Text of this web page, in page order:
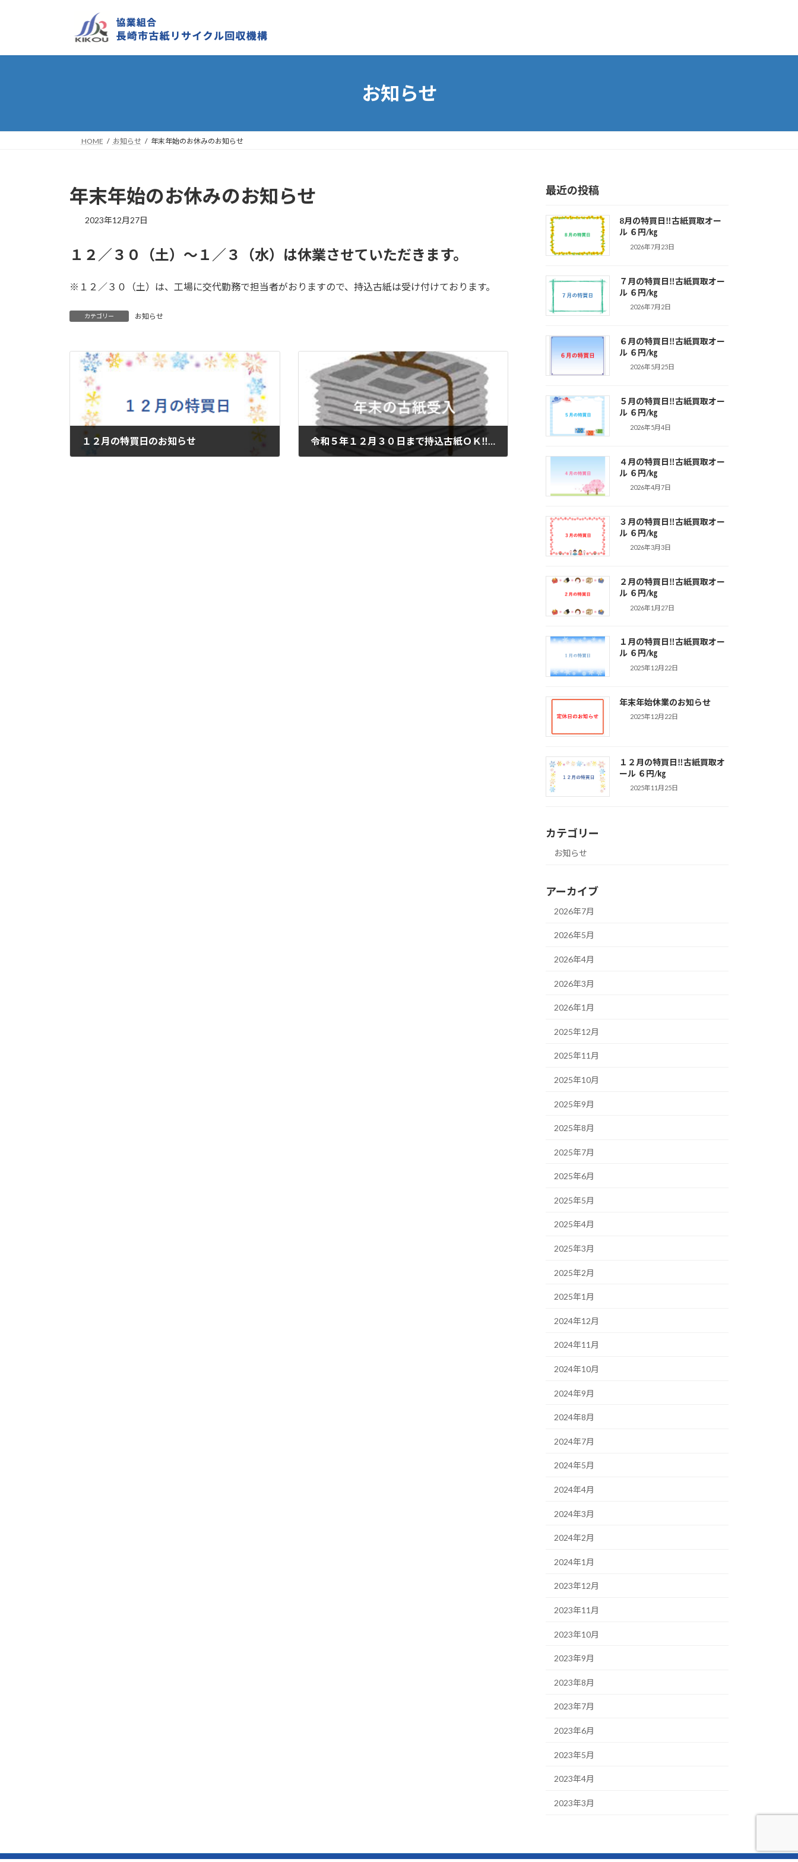
お知らせ
HOME お知らせ 年末年始のお休みのお知らせ
年末年始のお休みのお知らせ
2023年12月27日
１２／３０（土）～１／３（水）は休業させていただきます。
※１２／３０（土）は、工場に交代勤務で担当者がおりますので、持込古紙は受け付けております。
カテゴリー お知らせ
１２月の特買日のお知らせ
最近の投稿
8月の特買日‼古紙買取オー
ル ６円/㎏
2026年7月23日
７月の特買日‼古紙買取オー
ル ６円/㎏
2026年7月2日
６月の特買日‼古紙買取オー
ル ６円/㎏
2026年5月25日
５月の特買日‼古紙買取オー
ル ６円/㎏
2026年5月4日
４月の特買日‼古紙買取オー
ル ６円/㎏
2026年4月7日
３月の特買日‼古紙買取オー
ル ６円/㎏
2026年3月3日
２月の特買日‼古紙買取オー
ル ６円/㎏
2026年1月27日
１月の特買日‼古紙買取オー
ル ６円/㎏
2025年12月22日
年末年始休業のお知らせ
2025年12月22日
１２月の特買日‼古紙買取オ
ール ６円/㎏
2025年11月25日
カテゴリー
お知らせ
アーカイブ
2026年7月
2026年5月
2026年4月
2026年3月
2026年1月
2025年12月
2025年11月
2025年10月
2025年9月
2025年8月
2025年7月
2025年6月
2025年5月
2025年4月
2025年3月
2025年2月
2025年1月
2024年12月
2024年11月
2024年10月
2024年9月
2024年8月
2024年7月
2024年5月
2024年4月
2024年3月
2024年2月
2024年1月
2023年12月
2023年11月
2023年10月
2023年9月
2023年8月
2023年7月
2023年6月
2023年5月
2023年4月
2023年3月